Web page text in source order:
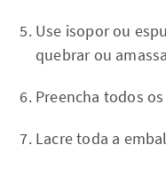
Use isopor ou
quebrar ou
Preencha todos
Lacre toda a